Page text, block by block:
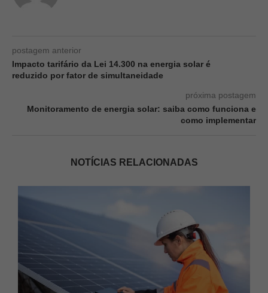
postagem anterior
Impacto tarifário da Lei 14.300 na energia solar é
reduzido por fator de simultaneidade
próxima postagem
Monitoramento de energia solar: saiba como funciona e
como implementar
NOTÍCIAS RELACIONADAS